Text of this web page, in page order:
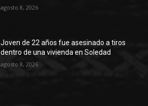
agosto 8, 2026
Joven de 22 años fue asesinado a tiros
dentro de una vivienda en Soledad
agosto 8, 2026